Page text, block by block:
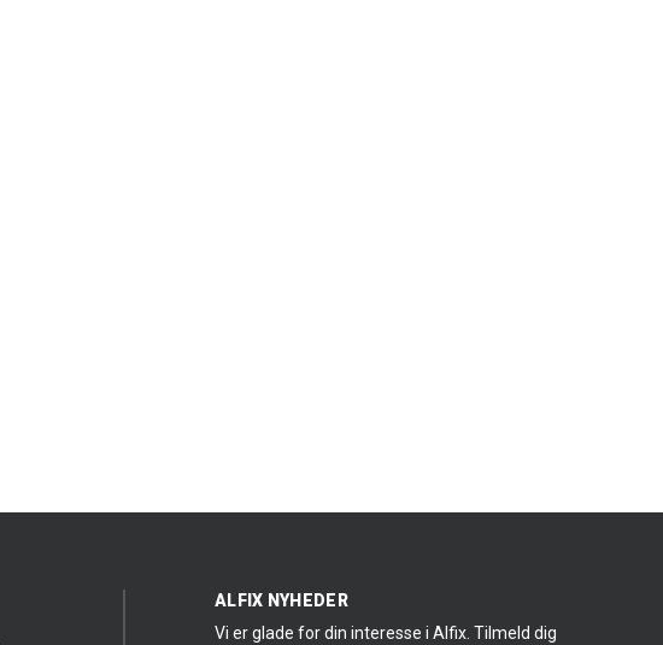
ALFIX NYHEDER
Vi er glade for din interesse i Alfix. Tilmeld dig